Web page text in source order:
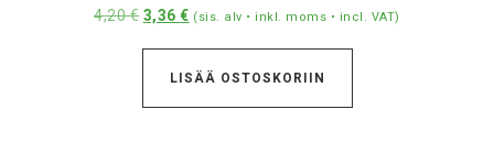
4,20€3,36€ (sis. alv • inkl. moms • incl. VAT)
LISÄÄ OSTOSKORIIN